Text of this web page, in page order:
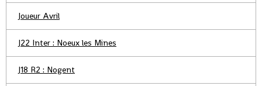
Joueur Avril
J22 Inter : Noeux les Mines
J18 R2 : Nogent